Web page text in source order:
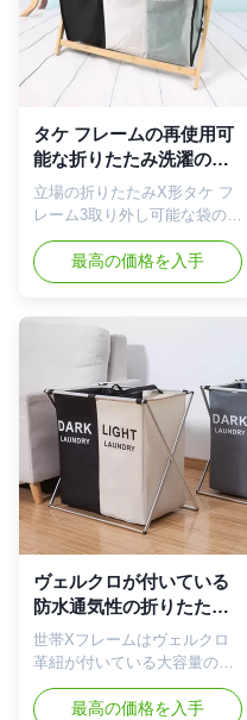
タケ フレームの再使用可
能な折りたたみ洗濯の障
害Xはオックスフォードの
取り外し可能な布を形づ
立場の折りたたみX形タケ フ
レーム3取り外し可能な袋の洗
濯物入れ あなたの洗濯をする
ことはいままで決してこの楽
および便利ではなかった。私
別機はあなたの障害に汚れた
洗濯を入れると同時に3つの袋
コンパートメントとのあなた
のための仕事をあなたの暗
く、敏感で、軽い項目を分類
するする。3つの格子によって
印を付けられる「暗闇、ライ
トおよび色によって」、洗濯
はもっと簡単にされる。各袋
の取り外し可能なハンドル棒
はhassle freeつかみ、行くこ
とを可能にする。それは家
族、子供、または個々の使用
のために完全である。ギフト
としてまたはあなた自身の使
用のための、私達のX...
最高の価格を入手
ヴェルクロが付いている
防水通気性の折りたたみ
洗濯の障害はスペース節
約を紐で縛る
世帯Xフレームはヴェルクロ
革紐が付いている大容量の洗
濯の障害を畳む 細い設計及び
大容量-まだ余りに小さいスペ
最高の価格を入手